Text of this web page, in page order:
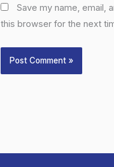
Save my name, email,
this browser for the next